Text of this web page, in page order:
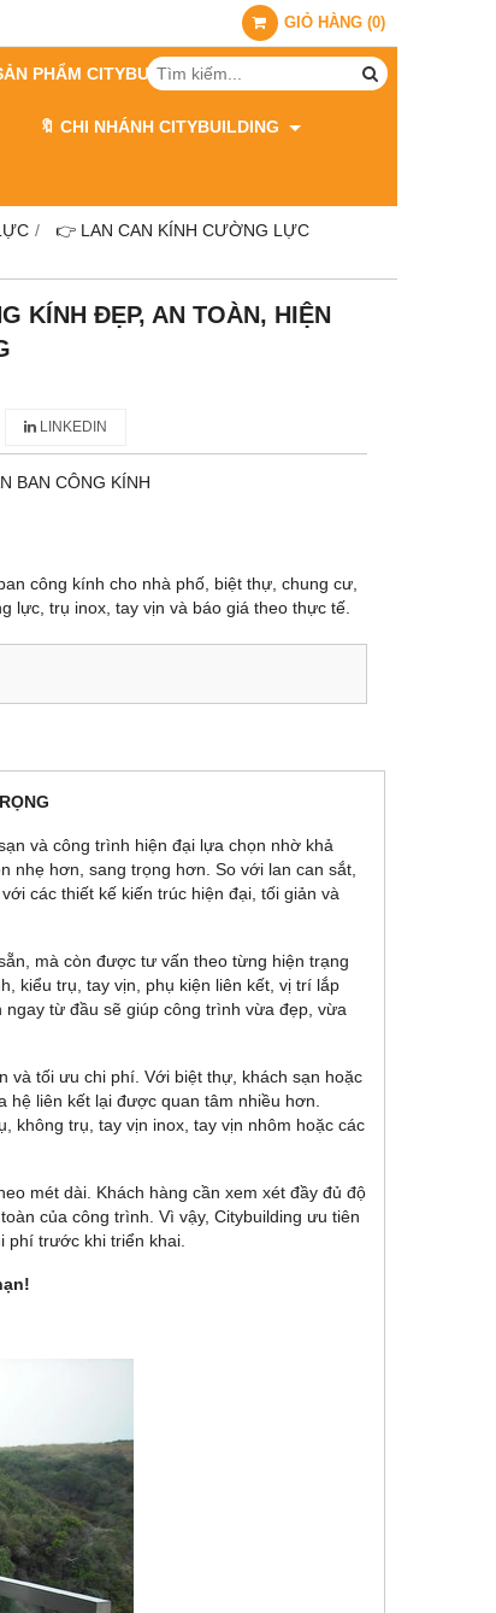
GIỎ HÀNG (0)
PHẨM CITYBUILDING
🔖 CHI NHÁNH CITYBUILDING
👉 LAN CAN KÍNH CƯỜNG LỰC
KÍNH ĐẸP, AN TOÀN, HIỆN
LINKEDIN
BAN CÔNG KÍNH
công kính cho nhà phố, biệt thự, chung cư,
lực, trụ inox, tay vịn và báo giá theo thực tế.
và công trình hiện đại lựa chọn nhờ khả
nhẹ hơn, sang trọng hơn. So với lan can sắt,
các thiết kế kiến trúc hiện đại, tối giản và
mà còn được tư vấn theo từng hiện trạng
kiểu trụ, tay vịn, phụ kiện liên kết, vị trí lắp
từ đầu sẽ giúp công trình vừa đẹp, vừa
và tối ưu chi phí. Với biệt thự, khách sạn hoặc
liên kết lại được quan tâm nhiều hơn.
không trụ, tay vịn inox, tay vịn nhôm hoặc các
mét dài. Khách hàng cần xem xét đầy đủ độ
của công trình. Vì vậy, Citybuilding ưu tiên
phí trước khi triển khai.